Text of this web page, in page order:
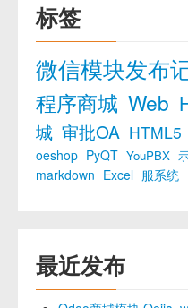
标签
微信模块发布
程序商城 Web
城 审批OA HTML5
oeshop PyQT YouPBX
markdown Excel 服系统
最近发布